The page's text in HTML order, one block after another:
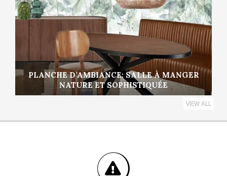
PLANCHE D’AMBIANCE: SALLE À MANGER
NATURE ET SOPHISTIQUÉE
VIEW ALL